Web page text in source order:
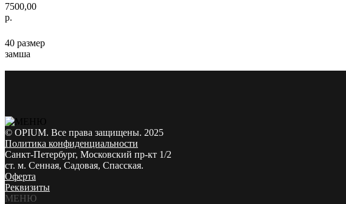
7500,00
р.
40 размер
замша
© OPIUM. Все права защищены. 2025
Политика конфиденциальности
Санкт-Петербург, Московский пр-кт 1/2
ст. м. Сенная, Садовая, Спасская.
Оферта
Реквизиты
МЕНЮ